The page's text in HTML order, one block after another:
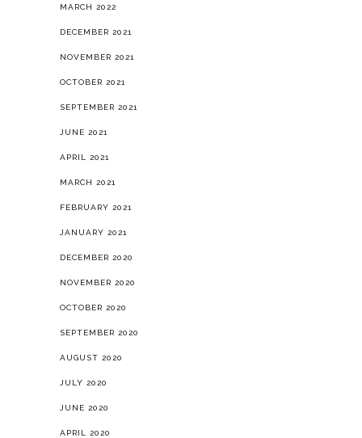
MARCH 2022
DECEMBER 2021
NOVEMBER 2021
OCTOBER 2021
SEPTEMBER 2021
JUNE 2021
APRIL 2021
MARCH 2021
FEBRUARY 2021
JANUARY 2021
DECEMBER 2020
NOVEMBER 2020
OCTOBER 2020
SEPTEMBER 2020
AUGUST 2020
JULY 2020
JUNE 2020
APRIL 2020